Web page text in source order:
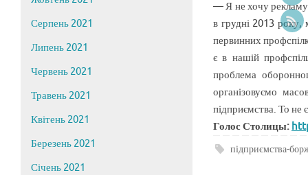
— Я не хочу
в грудні 2013 року,
первинних
є в нашій
проблема
організовуємо
підприємства. То не
Голос Столицы:
підприємства-
Серпень 2021
Липень 2021
Червень 2021
Травень 2021
Квітень 2021
Березень 2021
Січень 2021